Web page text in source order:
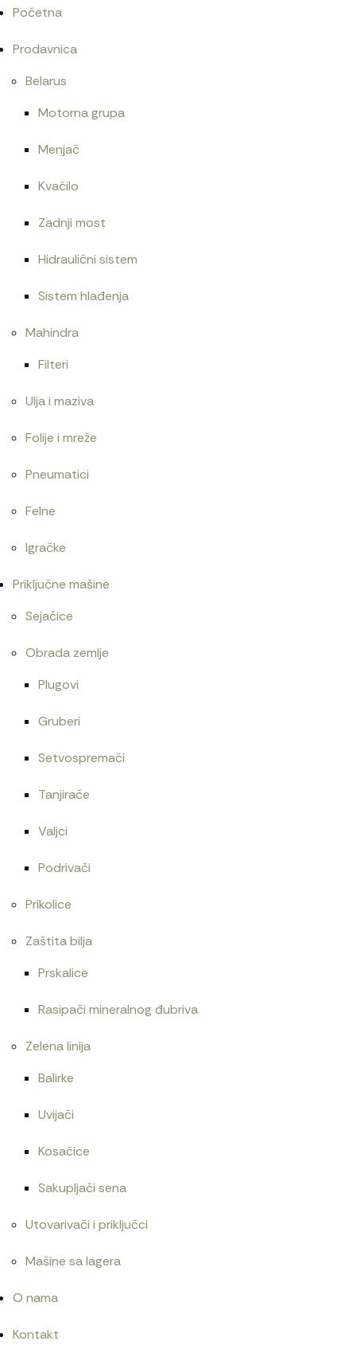
Početna
Prodavnica
Belarus
Motorna grupa
Menjač
Kvačilo
Zadnji most
Hidraulični sistem
Sistem hlađenja
Mahindra
Filteri
Ulja i maziva
Folije i mreže
Pneumatici
Felne
Igračke
Priključne mašine
Sejačice
Obrada zemlje
Plugovi
Gruberi
Setvospremači
Tanjirače
Valjci
Podrivači
Prikolice
Zaštita bilja
Prskalice
Rasipači mineralnog đubriva
Zelena linija
Balirke
Uvijači
Kosačice
Sakupljači sena
Utovarivači i priključci
Mašine sa lagera
O nama
Kontakt